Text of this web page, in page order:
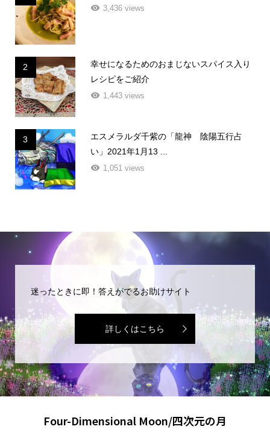
3,436 views
2
幸せになるためのおまじないスパイス入り
レシピをご紹介
1,443 views
3
エスメラルダ千紫の「龍神 陰陽五行占
い」2021年1月13 ...
1,051 views
迷ったときに即！答えがでるお助けサイト
詳しくはこちら
Four-Dimensional Moon/四次元の月